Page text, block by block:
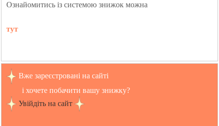
Ознайомитись із системою знижок можна
тут
Вже зареєстровані на сайті
і хочете побачити вашу знижку?
Увійдіть на сайт